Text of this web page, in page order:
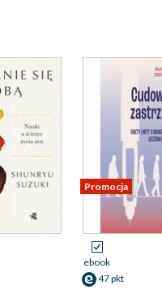
Promocja
ebook
47 pkt